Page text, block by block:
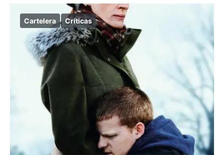
Cartelera Críticas